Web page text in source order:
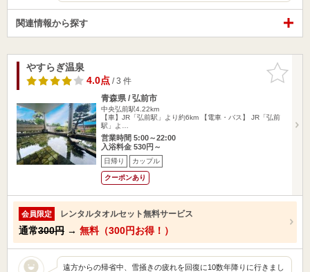
関連情報から探す
お気に入
りに追加
やすらぎ温泉
4.0点/ 3 件
青森県 / 弘前市
中央弘前駅4.22km
【車】JR「弘前駅」より約6km 【電車・バス】 JR「弘前
駅」よ…
営業時間 5:00～22:00
入浴料金 530円～
日帰り カップル
クーポンあり
会員限定 レンタルタオルセット無料サービス
通常300円 → 無料（300円お得！）
遠方からの帰省中、雪掻きの疲れを回復に10数年降りに行きまし